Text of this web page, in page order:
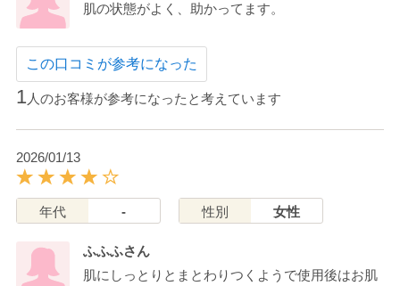
肌の状態がよく、助かってます。
この口コミが参考になった
1人のお客様が参考になったと考えています
2026/01/13
年代 - 性別 女性
ふふふさん
肌にしっとりとまとわりつくようで使用後はお肌